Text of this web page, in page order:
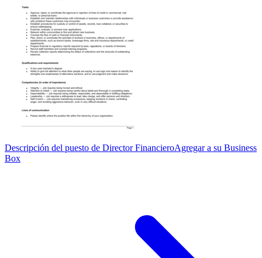
Descripción del puesto de Director FinancieroAgregar a su Business
Box